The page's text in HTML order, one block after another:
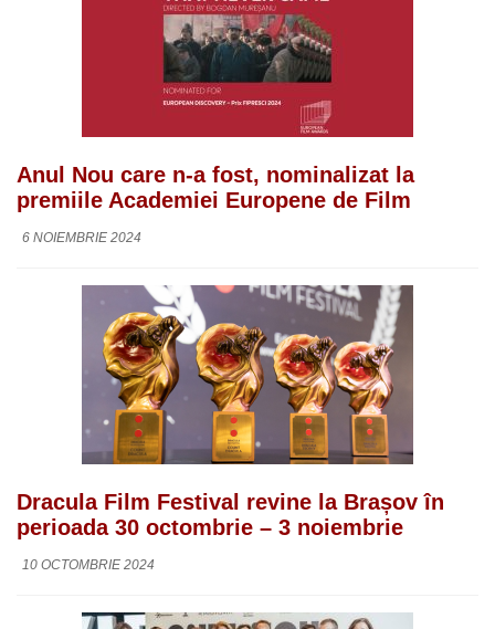
Anul Nou care n-a fost, nominalizat la
premiile Academiei Europene de Film
6 NOIEMBRIE 2024
Dracula Film Festival revine la Brașov în
perioada 30 octombrie – 3 noiembrie
10 OCTOMBRIE 2024